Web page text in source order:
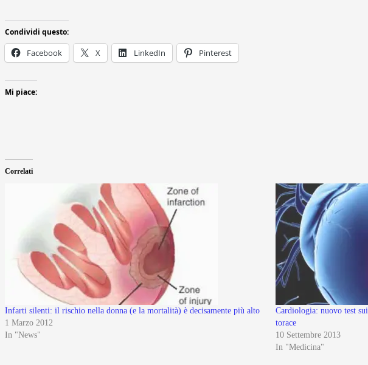
Condividi questo:
Facebook X LinkedIn Pinterest
Mi piace:
Correlati
Infarti silenti: il rischio nella donna (e la mortalità) è decisamente più alto
1 Marzo 2012
In "News"
Cardiologia: nuovo test
torace
10 Settembre 2013
In "Medicina"